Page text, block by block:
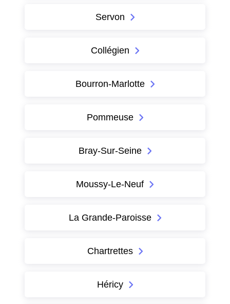
Servon
Collégien
Bourron-Marlotte
Pommeuse
Bray-Sur-Seine
Moussy-Le-Neuf
La Grande-Paroisse
Chartrettes
Héricy